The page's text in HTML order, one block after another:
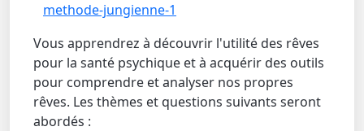
methode-jungienne-1
Vous apprendrez à découvrir l'utilité des rêves
pour la santé psychique et à acquérir des outils
pour comprendre et analyser nos propres
rêves. Les thèmes et questions suivants seront
abordés :